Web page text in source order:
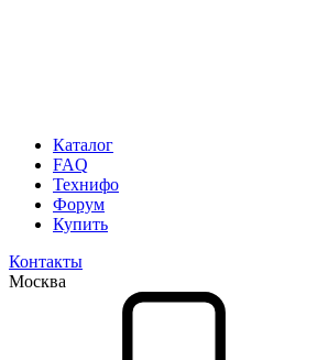
Каталог
FAQ
Технифо
Форум
Купить
Контакты
Москва